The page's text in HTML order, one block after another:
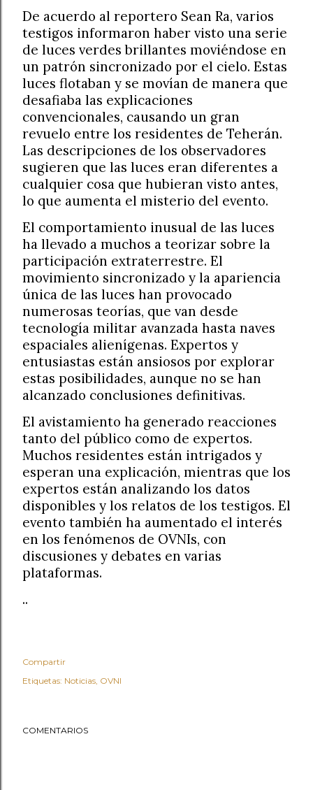
De acuerdo al reportero Sean Ra, varios
testigos informaron haber visto una serie
de luces verdes brillantes moviéndose en
un patrón sincronizado por el cielo. Estas
luces flotaban y se movían de manera que
desafiaba las explicaciones
convencionales, causando un gran
revuelo entre los residentes de Teherán.
Las descripciones de los observadores
sugieren que las luces eran diferentes a
cualquier cosa que hubieran visto antes,
lo que aumenta el misterio del evento.
El comportamiento inusual de las luces
ha llevado a muchos a teorizar sobre la
participación extraterrestre. El
movimiento sincronizado y la apariencia
única de las luces han provocado
numerosas teorías, que van desde
tecnología militar avanzada hasta naves
espaciales alienígenas. Expertos y
entusiastas están ansiosos por explorar
estas posibilidades, aunque no se han
alcanzado conclusiones definitivas.
El avistamiento ha generado reacciones
tanto del público como de expertos.
Muchos residentes están intrigados y
esperan una explicación, mientras que los
expertos están analizando los datos
disponibles y los relatos de los testigos. El
evento también ha aumentado el interés
en los fenómenos de OVNIs, con
discusiones y debates en varias
plataformas.
..
Compartir
Etiquetas: Noticias OVNI
COMENTARIOS